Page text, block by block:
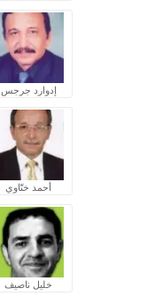
إدوارد جرجس
أحمد ختّاوي
خليل ناصيف